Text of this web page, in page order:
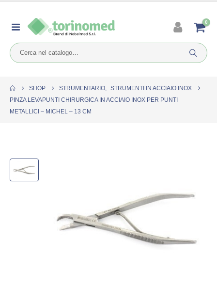
0
SHOP STRUMENTARIO, STRUMENTI IN ACCIAIO INOX
PINZA LEVAPUNTI CHIRURGICA IN ACCIAIO INOX PER PUNTI
METALLICI – MICHEL – 13 CM